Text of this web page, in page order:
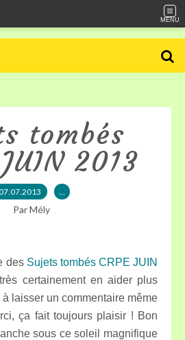
MENU
tombés
JUIN 2013
…
Par Mély
des Sujets tombés CRPE JUIN
certainement en aider plus
laisser un commentaire même
ça fait toujours plaisir ! Bon
sous ce soleil magnifique